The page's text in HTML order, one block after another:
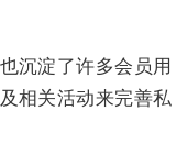
沉淀了许多会员用
相关活动来完善私